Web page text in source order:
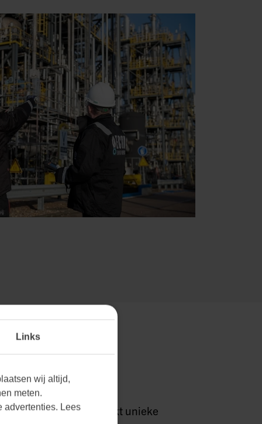
THUIS.
we dat elke markt unieke
Links
wij altijd,
meten.
advertenties. Lees